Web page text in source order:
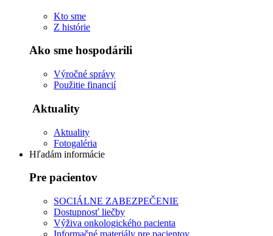
Kto sme
Z histórie
Ako sme hospodárili
Výročné správy
Použitie financií
Aktuality
Aktuality
Fotogaléria
Hľadám informácie
Pre pacientov
SOCIÁLNE ZABEZPEČENIE
Dostupnosť liečby
Výživa onkologického pacienta
Informačné materiály pre pacientov